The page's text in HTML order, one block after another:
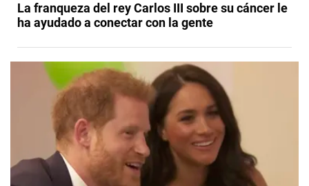
La franqueza del rey Carlos III sobre su cáncer le
ha ayudado a conectar con la gente